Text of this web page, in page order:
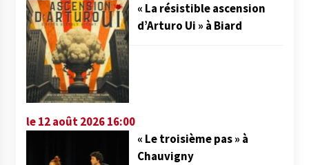
« La résistible ascension
d’Arturo Ui » à Biard
le 12 août 2026 16:00
« Le troisième pas » à
Chauvigny